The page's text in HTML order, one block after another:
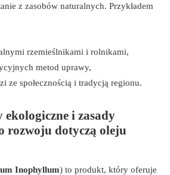
z zasobów naturalnych. Przykładem
rzemieślnikami i rolnikami,
metod uprawy,
ze społecznością i tradycją regionu.
i zasady
rozwoju dotyczą oleju
Inophyllum) to produkt, który oferuje